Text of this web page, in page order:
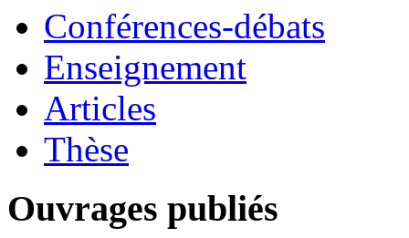
Conférences-débats
Enseignement
Articles
Thèse
Ouvrages publiés